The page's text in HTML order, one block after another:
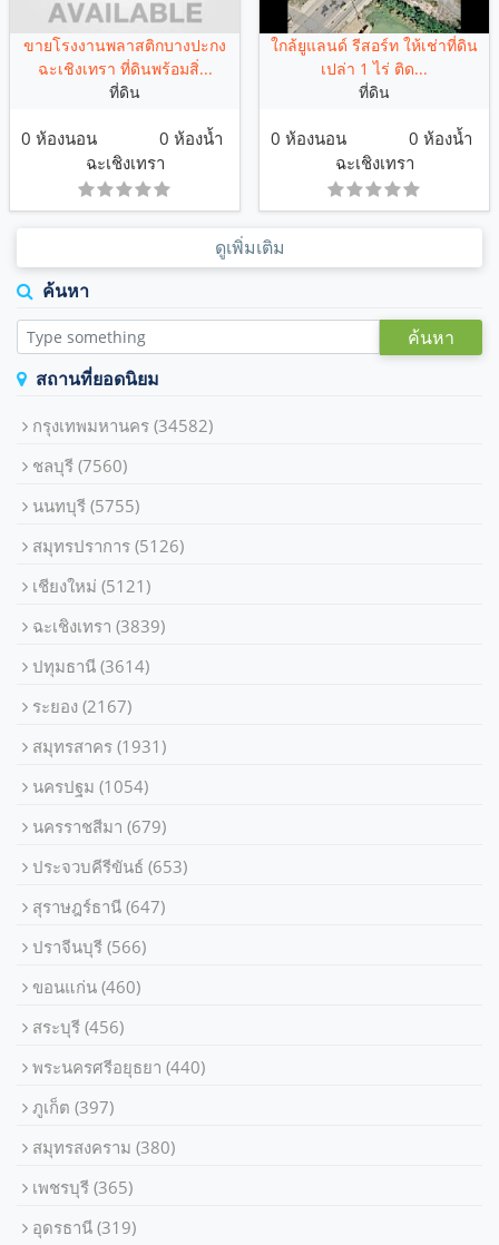
ขายโรงงานพลาสติกบางปะกง
ฉะเชิงเทรา ที่ดินพร้อมสิ่...
ที่ดิน
0 ห้องนอน
0 ห้องน้ำ
ฉะเชิงเทรา
ใกล้ยูแลนด์ รีสอร์ท ให้เช่าที่ดิน
เปล่า 1 ไร่ ติด...
ที่ดิน
0 ห้องนอน
0 ห้องน้ำ
ฉะเชิงเทรา
ดูเพิ่มเติม
ค้นหา
ค้นหา
สถานที่ยอดนิยม
กรุงเทพมหานคร
(34582)
ชลบุรี
(7560)
นนทบุรี
(5755)
สมุทรปราการ
(5126)
เชียงใหม่
(5121)
ฉะเชิงเทรา
(3839)
ปทุมธานี
(3614)
ระยอง
(2167)
สมุทรสาคร
(1931)
นครปฐม
(1054)
นครราชสีมา
(679)
ประจวบคีรีขันธ์
(653)
สุราษฎร์ธานี
(647)
ปราจีนบุรี
(566)
ขอนแก่น
(460)
สระบุรี
(456)
พระนครศรีอยุธยา
(440)
ภูเก็ต
(397)
สมุทรสงคราม
(380)
เพชรบุรี
(365)
อุดรธานี
(319)